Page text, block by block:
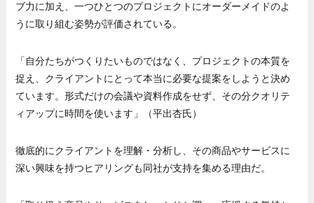
ブ力に加え、一つひとつのプロジェクトにオーダーメイドのよ
うに取り組む姿勢が評価されている。
「自分たちがつくりたいものではなく、プロジェクトの本質を
捉え、クライアントにとって本当に必要な提案をしようと決め
ています。形式だけの会議や資料作成をせず、その分クオリテ
ィアップに時間を使います」（平出杏氏）
徹底的にクライアントを理解・分析し、その商品やサービスに
深い興味を持つヒアリングも同社が支持を集める理由だ。